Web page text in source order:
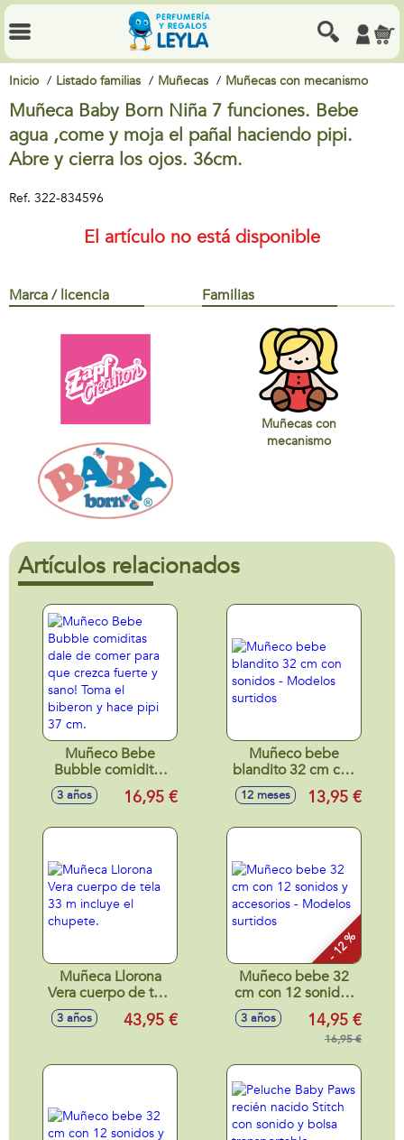
Inicio Listado familias Muñecas Muñecas con mecanismo
Muñeca Baby Born Niña 7 funciones. Bebe
agua ,come y moja el pañal haciendo pipi.
Abre y cierra los ojos. 36cm.
Ref. 322-834596
El artículo no está disponible
Marca / licencia Familias
Muñecas con
mecanismo
Artículos relacionados
Muñeco Bebe
Bubble comiditas
dale de comer para
que crezca fuerte y
biberon y hace pipi
3 años 16,95 €
Muñeco bebe
blandito 32 cm con
sonidos - Modelos
surtidos
12 meses 13,95 €
Muñeca Llorona
Vera cuerpo de tela
33 m incluye el
chupete.
3 años 43,95 €
- 12 %
Muñeco bebe 32
cm con 12 sonidos
y accesorios -
Modelos surtidos
3 años 14,95 €
16,95 €